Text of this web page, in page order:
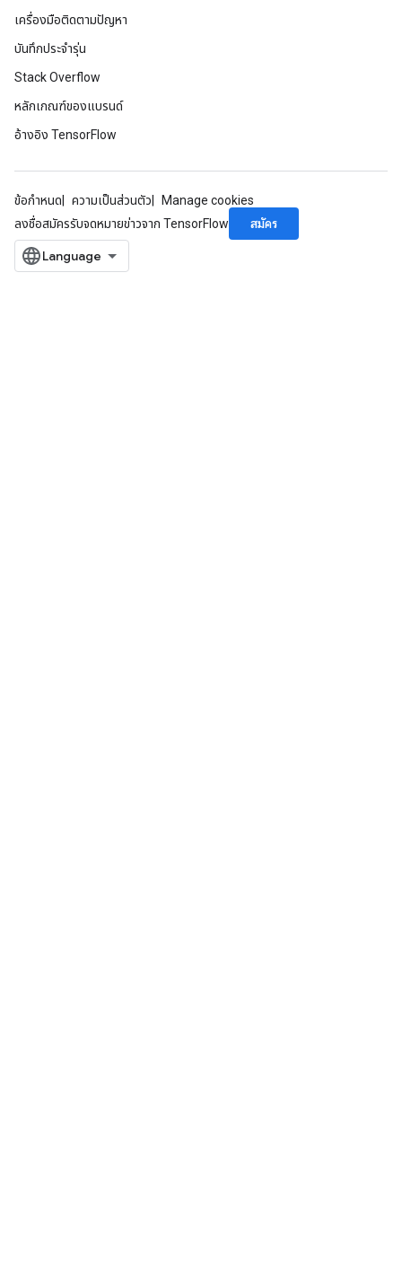
เครื่องมือติดตามปัญหา
บันทึกประจำรุ่น
Stack Overflow
หลักเกณฑ์ของแบรนด์
อ้างอิง TensorFlow
ข้อกำหนด ความเป็นส่วนตัว
Manage cookies
ลงชื่อสมัครรับจดหมายข่าวจาก TensorFlow
สมัคร